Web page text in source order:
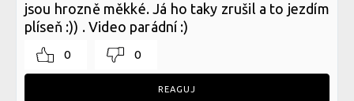
jsou hrozně měkké. Já ho taky zrušil a to jezdím
plíseň :)) . Video parádní :)
0 0
REAGUJ